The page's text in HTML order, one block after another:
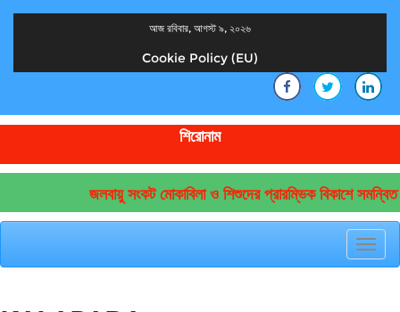
আজ রবিবার, আগস্ট ৯, ২০২৬
Cookie Policy (EU)
শিরোনাম
জলবায়ু সংকট মোকাবিলা ও শিশুদের প্রারম্ভিক বিকাশে